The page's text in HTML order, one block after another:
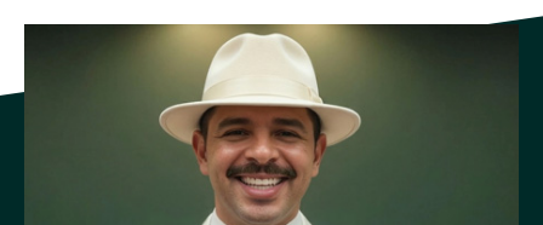
e) Un representante del Comité Olímpico Nacional.
f) Un representante del Viceministerio de Justicia y Paz.
g) Un representante de la Unión de Clubes de Fútbol de la
Primera División (Unafut).
h) Tres representantes de las federaciones deportivas del